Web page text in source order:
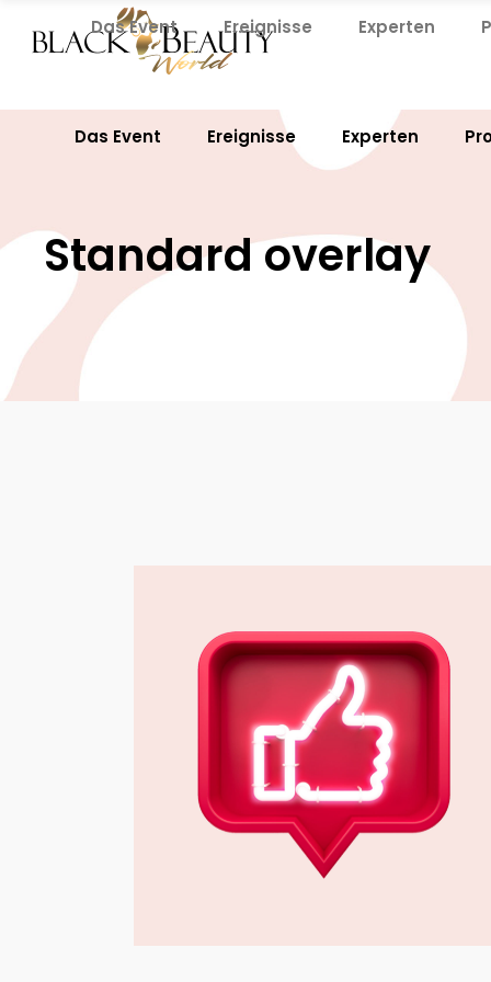
Das Event Ereignisse Experten
Das Event Ereignisse Experten
Standard overlay